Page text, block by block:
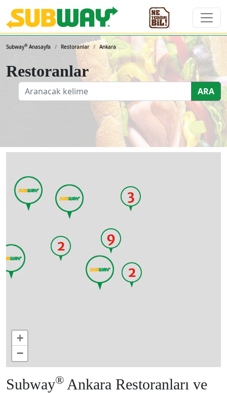
Subway Sandviçleri
Subway® Anasayfa Restoranlar Ankara
Restoranlar
ARA
2
2
3
9
+
−
Subway® Ankara Restoranları ve